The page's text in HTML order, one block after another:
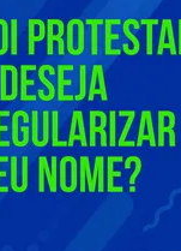
“anular” sua
O trabalho é tão
“tratamento”
o objetivo de
os fiéis da